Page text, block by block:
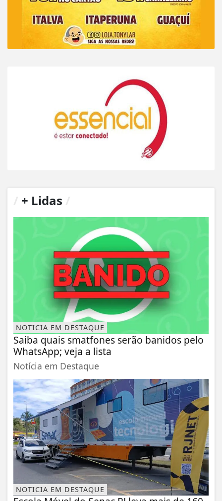
+ Lidas
NOTICIA EM DESTAQUE
Saiba quais smatfones serão banidos pelo
WhatsApp; veja a lista
Notícia em Destaque
NOTICIA EM DESTAQUE